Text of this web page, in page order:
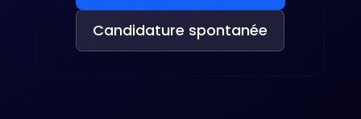
Candidature spontanée